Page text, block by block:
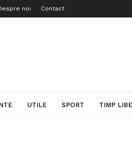
noi Contact
UTILE SPORT TIMP